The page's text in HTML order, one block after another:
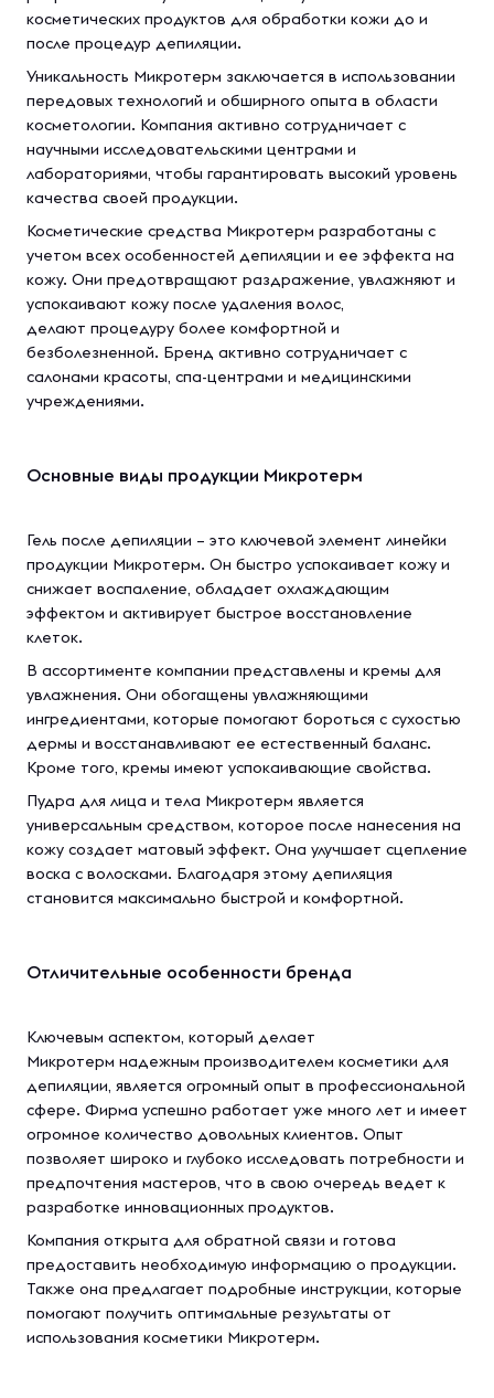
косметических продуктов для обработки кожи до и
после процедур депиляции.
Уникальность Микротерм заключается в использовании
передовых технологий и обширного опыта в области
косметологии. Компания активно сотрудничает с
научными исследовательскими центрами и
лабораториями, чтобы гарантировать высокий уровень
качества своей продукции.
Косметические средства Микротерм разработаны с
учетом всех особенностей депиляции и ее эффекта на
кожу. Они предотвращают раздражение, увлажняют и
успокаивают кожу после удаления волос,
делают процедуру более комфортной и
безболезненной. Бренд активно сотрудничает с
салонами красоты, спа-центрами и медицинскими
учреждениями.
Основные виды продукции Микротерм
Гель после депиляции – это ключевой элемент линейки
продукции Микротерм. Он быстро успокаивает кожу и
снижает воспаление, обладает охлаждающим
эффектом и активирует быстрое восстановление
клеток.
В ассортименте компании представлены и кремы для
увлажнения. Они обогащены увлажняющими
ингредиентами, которые помогают бороться с сухостью
дермы и восстанавливают ее естественный баланс.
Кроме того, кремы имеют успокаивающие свойства.
Пудра для лица и тела Микротерм является
универсальным средством, которое после нанесения на
кожу создает матовый эффект. Она улучшает сцепление
воска с волосками. Благодаря этому депиляция
становится максимально быстрой и комфортной.
Отличительные особенности бренда
Ключевым аспектом, который делает
Микротерм надежным производителем косметики для
депиляции, является огромный опыт в профессиональной
сфере. Фирма успешно работает уже много лет и имеет
огромное количество довольных клиентов. Опыт
позволяет широко и глубоко исследовать потребности и
предпочтения мастеров, что в свою очередь ведет к
разработке инновационных продуктов.
Компания открыта для обратной связи и готова
предоставить необходимую информацию о продукции.
Также она предлагает подробные инструкции, которые
помогают получить оптимальные результаты от
использования косметики Микротерм.